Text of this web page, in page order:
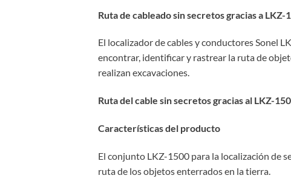
Ruta de cableado sin secretos gracias a LKZ-
El localizador de cables y conductores Sonel
encontrar, identificar y rastrear la ruta de
realizan excavaciones.
Ruta del cable sin secretos gracias al LKZ-
Características del producto
El conjunto LKZ-1500 para la localización de
ruta de los objetos enterrados en la tierra.